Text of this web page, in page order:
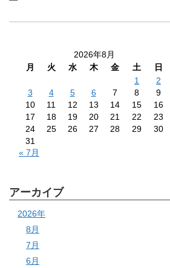
2026年8月
月
火 水 木 金 土
日
1
2
3
4 5 6 7 8
9
10
11 12 13 14 15
16
17
18 19 20 21 22
23
24
25 26 27 28 29
30
31
« 7月
アーカイブ
2026年
8月
7月
6月